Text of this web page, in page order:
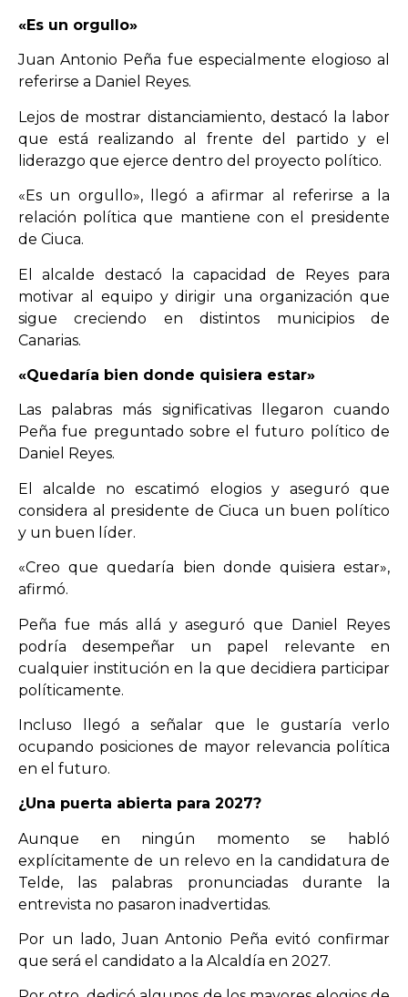
«Es un orgullo»
Juan Antonio Peña fue especialmente elogioso al
referirse a Daniel Reyes.
Lejos de mostrar distanciamiento, destacó la labor
que está realizando al frente del partido y el
liderazgo que ejerce dentro del proyecto político.
«Es un orgullo», llegó a afirmar al referirse a la
relación política que mantiene con el presidente
de Ciuca.
El alcalde destacó la capacidad de Reyes para
motivar al equipo y dirigir una organización que
sigue creciendo en distintos municipios de
Canarias.
«Quedaría bien donde quisiera estar»
Las palabras más significativas llegaron cuando
Peña fue preguntado sobre el futuro político de
Daniel Reyes.
El alcalde no escatimó elogios y aseguró que
considera al presidente de Ciuca un buen político
y un buen líder.
«Creo que quedaría bien donde quisiera estar»,
afirmó.
Peña fue más allá y aseguró que Daniel Reyes
podría desempeñar un papel relevante en
cualquier institución en la que decidiera participar
políticamente.
Incluso llegó a señalar que le gustaría verlo
ocupando posiciones de mayor relevancia política
en el futuro.
¿Una puerta abierta para 2027?
Aunque en ningún momento se habló
explícitamente de un relevo en la candidatura de
Telde, las palabras pronunciadas durante la
entrevista no pasaron inadvertidas.
Por un lado, Juan Antonio Peña evitó confirmar
que será el candidato a la Alcaldía en 2027.